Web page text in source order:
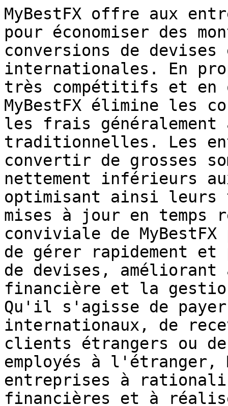
MyBestFX offre aux
pour économiser des
conversions de
internationales. En
très compétitifs et en
MyBestFX élimine les
les frais généralement
traditionnelles. Les
convertir de grosses
nettement inférieurs
optimisant ainsi leurs
mises à jour en temps
conviviale de
de gérer rapidement et
de devises,
financière et la
Qu'il s'agisse de
internationaux, de
clients étrangers ou
employés à l'étranger,
entreprises à
financières et à